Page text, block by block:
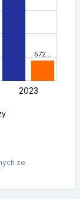
572…
2023
ze